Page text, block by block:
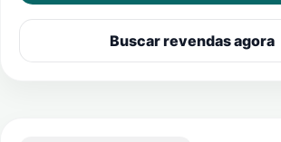
Buscar revendas agora